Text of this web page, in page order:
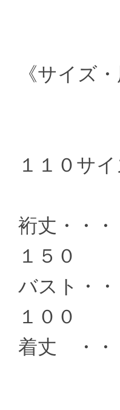
《サイズ
１１０サ
裄丈・
１５０
バスト
１００
着丈 ・・